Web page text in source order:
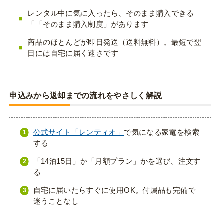
レンタル中に気に入ったら、そのまま購入できる
「「そのまま購入制度」があります
商品のほとんどが即日発送（送料無料）。最短で翌
日には自宅に届く速さです
申込みから返却までの流れをやさしく解説
公式サイト「レンティオ」 で気になる家電を検索
する
「14泊15日」か「月額プラン」かを選び、注文す
る
自宅に届いたらすぐに使用OK。付属品も完備で
迷うことなし